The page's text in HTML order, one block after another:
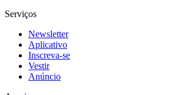
Serviços
Newsletter
Aplicativo
Inscreva-se
Vestir
Anúncio